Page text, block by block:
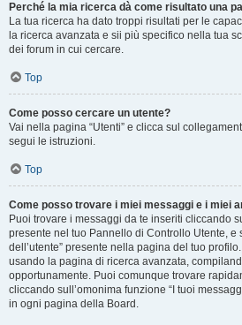
Perché la mia ricerca dà come risultato una
La tua ricerca ha dato troppi risultati per le
la ricerca avanzata e sii più specifico nella tua
dei forum in cui cercare.
Top
Come posso cercare un utente?
Vai nella pagina “Utenti” e clicca sul
segui le istruzioni.
Top
Come posso trovare i miei messaggi e i miei
Puoi trovare i messaggi da te inseriti cliccando
presente nel tuo Pannello di Controllo Utente, e
dell’utente” presente nella pagina del tuo
usando la pagina di ricerca avanzata,
opportunamente. Puoi comunque trovare
cliccando sull’omonima funzione “I tuoi
in ogni pagina della Board.